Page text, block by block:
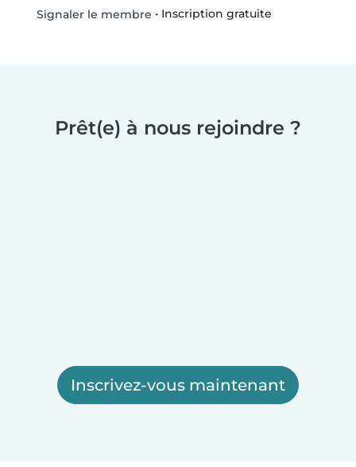
Signaler le membre • Inscription gratuite
Prêt(e) à nous rejoindre ?
Inscrivez-vous maintenant